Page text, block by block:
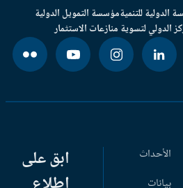
للتنميةمؤسسة التمويل الدولية
لتسوية منازعات الاستثمار
الأحداث
بيانات
ابق على